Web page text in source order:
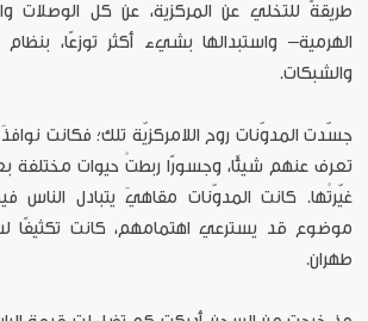
طريقةً للتخلي عن المركزيّة، عن كل الوصلات
والشبكات.
جسّدت المدوّنات روح اللامركزيّة تلك؛ فكانت
تعرف عنهم شيئًا، وجسورًا ربطتْ حيوات مختلفة
غيّرتْها. كانت المدوّنات مقاهيَ يتبادل الناس
موضوع قد يسترعي اهتمامهم، كانت تكثيفًا
طهران.